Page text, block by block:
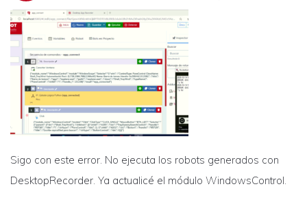
Sigo con este error. No ejecuta los robots generados con
DesktopRecorder. Ya actualicé el módulo WindowsControl.